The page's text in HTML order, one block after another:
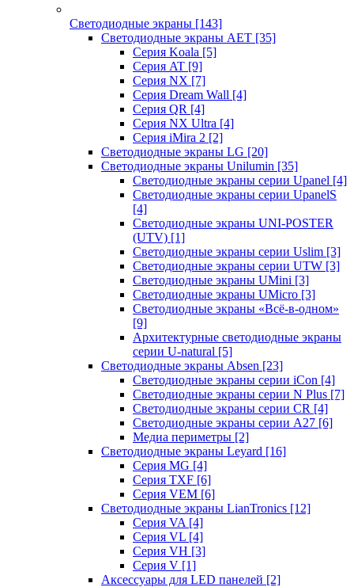
Светодиодные экраны [143]
Светодиодные экраны AET [35]
Cерия Koala [5]
Серия AT [9]
Серия NX [7]
Серия Dream Wall [4]
Серия QR [4]
Серия NX Ultra [4]
Серия iMira 2 [2]
Светодиодные экраны LG [20]
Светодиодные экраны Unilumin [35]
Светодиодные экраны серии Upanel [4]
Светодиодные экраны серии UpanelS
[4]
Светодиодные экраны UNI-POSTER
(UTV) [1]
Светодиодные экраны серии Uslim [3]
Светодиодные экраны серии UTW [3]
Светодиодные экраны UMini [3]
Светодиодные экраны UMicro [3]
Светодиодные экраны «Всё-в-одном»
[9]
Архитектурные светодиодные экраны
серии U-natural [5]
Светодиодные экраны Absen [23]
Светодиодные экраны серии iCon [4]
Светодиодные экраны серии N Plus [7]
Светодиодные экраны серии CR [4]
Светодиодные экраны серии А27 [6]
Медиа периметры [2]
Светодиодные экраны Leyard [16]
Серия MG [4]
Серия TXF [6]
Серия VEM [6]
Светодиодные экраны LianTronics [12]
Серия VA [4]
Серия VL [4]
Серия VH [3]
Серия V [1]
Аксессуары для LED панелей [2]